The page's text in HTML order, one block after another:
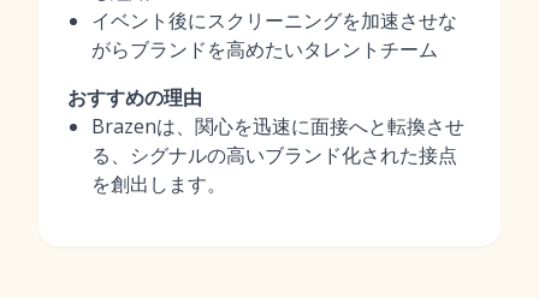
イベント後にスクリーニングを加速させな
がらブランドを高めたいタレントチーム
おすすめの理由
Brazenは、関心を迅速に面接へと転換させ
る、シグナルの高いブランド化された接点
を創出します。